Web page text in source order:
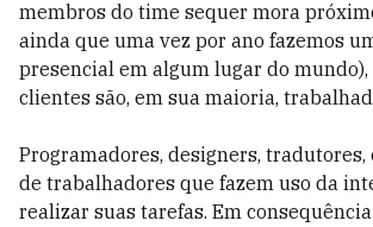
membros do time sequer mora
ainda que uma vez por ano fazemos
presencial em algum lugar do mundo),
clientes são, em sua maioria,
Programadores, designers,
de trabalhadores que fazem uso da
realizar suas tarefas. Em